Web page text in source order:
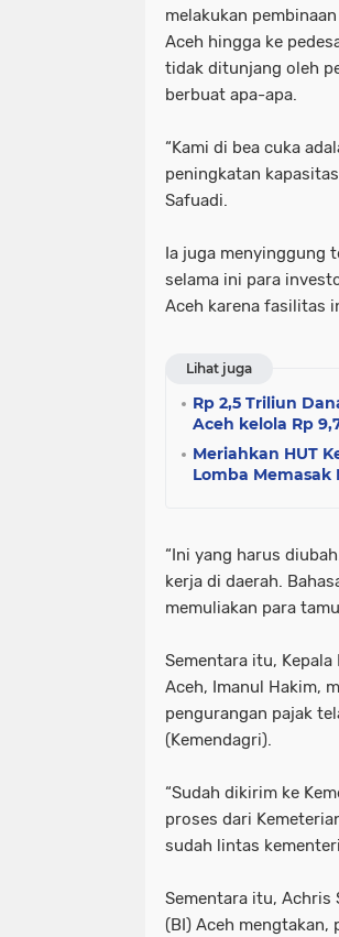
melakukan
Aceh hingga ke
tidak ditunjang oleh
berbuat apa-apa.
“Kami di bea cuka
peningkatan
Safuadi.
Ia juga menyinggung
selama ini para
Aceh karena fasilitas
Lihat juga
Rp 2,5 Triliun
Aceh kelola Rp
Meriahkan HUT
Lomba Memasak
“Ini yang harus
kerja di daerah.
memuliakan para
Sementara itu,
Aceh, Imanul Hakim,
pengurangan pajak
(Kemendagri).
“Sudah dikirim ke
proses dari
sudah lintas
Sementara itu, Achris
(BI) Aceh mengtakan,